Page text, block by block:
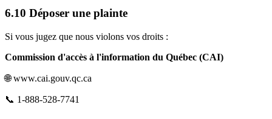
6.10 Déposer une plainte
Si vous jugez que nous violons vos droits :
Commission d'accès à l'information du Québec (CAI)
🌐 www.cai.gouv.qc.ca
📞 1-888-528-7741